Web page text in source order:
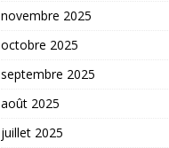
novembre 2025
octobre 2025
septembre 2025
août 2025
juillet 2025